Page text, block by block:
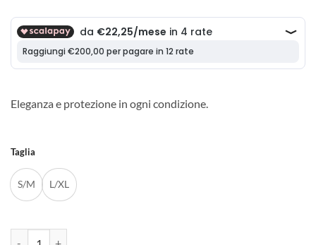
Eleganza e protezione in ogni condizione.
Taglia
S/M L/XL